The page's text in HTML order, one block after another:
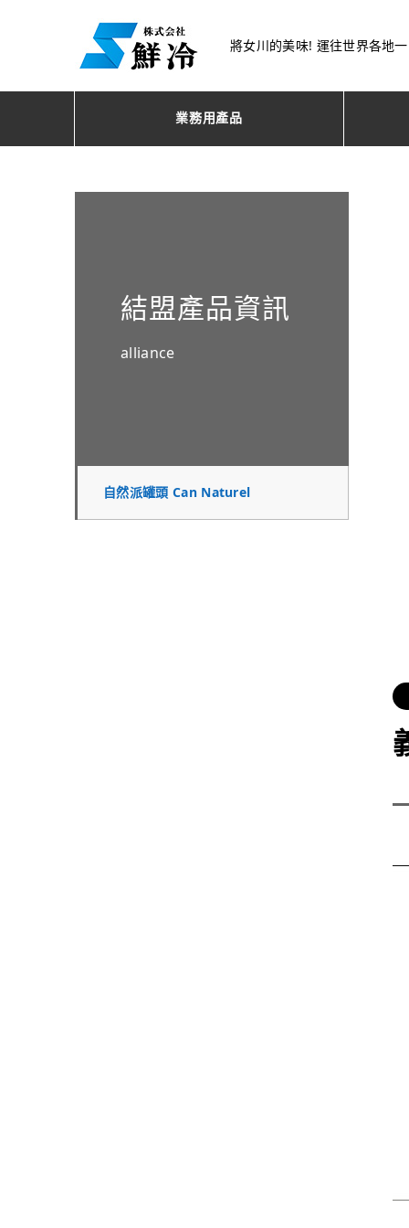
將女川的美味! 運往世界各地
業務用產品
結盟產品資訊
alliance
自然派罐頭 Can Naturel